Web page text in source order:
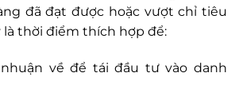
đã đạt được hoặc vượt chỉ tiêu
là thời điểm thích hợp để:
về để tái đầu tư vào danh